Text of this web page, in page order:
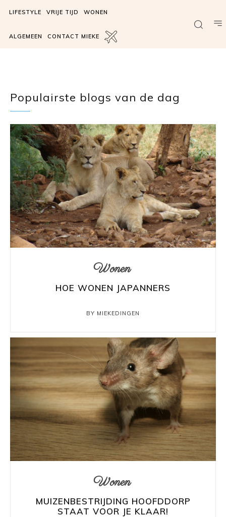
LIFESTYLE VRIJE TIJD WONEN
ALGEMEEN CONTACT MIEKE
Populairste blogs van de dag
Wonen
HOE WONEN JAPANNERS
BY MIEKEDINGEN
Wonen
MUIZENBESTRIJDING HOOFDDORP
STAAT VOOR JE KLAAR!